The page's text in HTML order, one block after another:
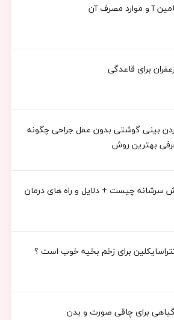
آ و موارد مصرف آن
برای قاعدگی
بینی گوشتی بدون عمل جراحی چگونه
بهترین روش
چیست + دلایل و راه های درمان
تتراسایکلین برای زخم بخیه خوب است ؟
برای چاقی صورت و بدن